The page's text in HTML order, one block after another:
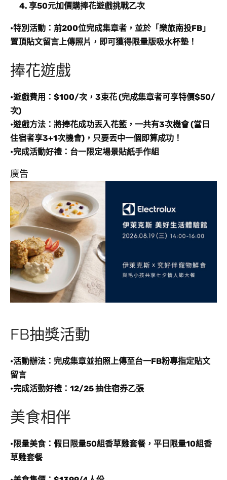
4. 享50元加價購捧花遊戲挑戰乙次
•特別活動：前200位完成集章者，並於「樂旅南投FB」
置頂貼文留言上傳照片，即可獲得限量版吸水杯墊！
捧花遊戲
•遊戲費用 ：$100/次，3束花 (完成集章者可享特價$50/
次)
•遊戲方法：將捧花成功丟入花籃，一共有3次機會 (當日
住宿者享3+1次機會)，只要丟中一個即算成功！
•完成活動好禮：台一限定場景貼紙手作組
廣告
FB抽獎活動
•活動辦法：完成集章並拍照上傳至台一FB粉專指定貼文
留言
•完成活動好禮：12/25 抽住宿券乙張
美食相伴
•限量美食：假日限量50組香草雞套餐，平日限量10組香
草雞套餐